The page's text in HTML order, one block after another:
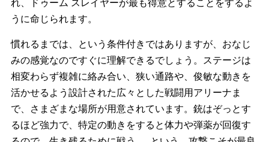
うに命じられます。
慣れるまでは、という条件付きではありますが、おなじ
みの感覚なのですぐに理解できるでしょう。ステージは
相変わらず複雑に絡み合い、狭い通路や、俊敏な動きを
活かせるよう設計された広々とした戦闘用アリーナま
で、さまざまな場所が用意されています。銃はぞっとす
るほど強力で、特定の動きをすると体力や弾薬が回復す